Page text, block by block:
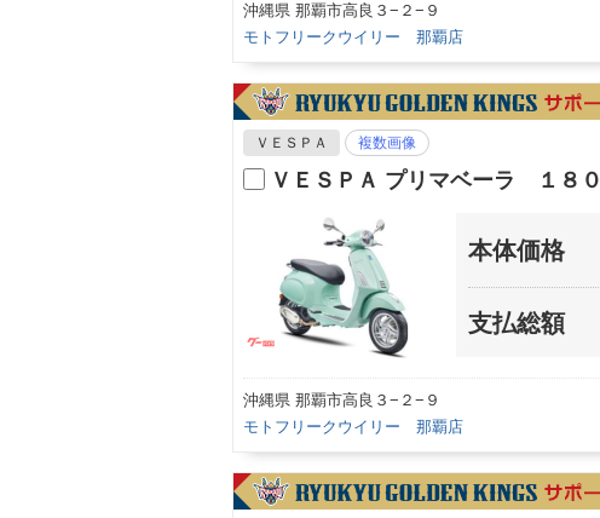
沖縄県 那覇市高良３−２−９
モトフリークウイリー 那覇店
ＶＥＳＰＡ 複数画像
ＶＥＳＰＡ プリマベーラ １８０
本体価格
支払総額
沖縄県 那覇市高良３−２−９
モトフリークウイリー 那覇店